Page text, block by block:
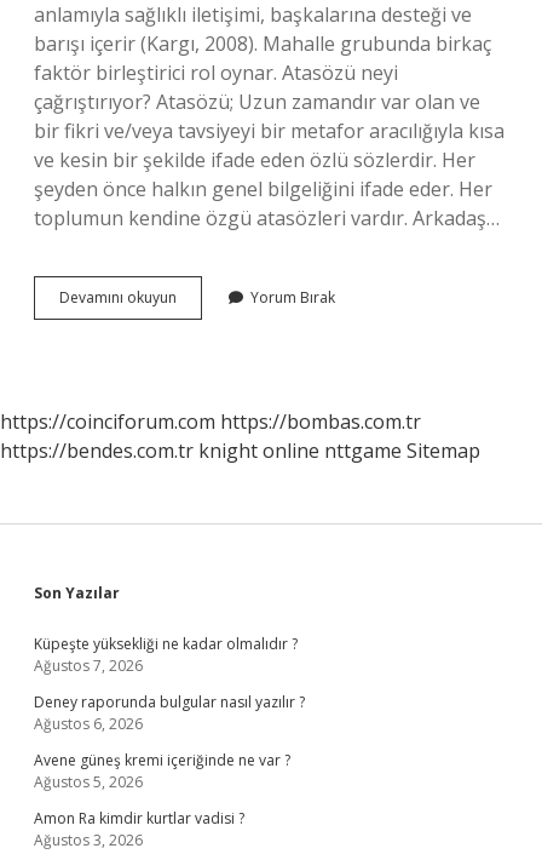
anlamıyla sağlıklı iletişimi, başkalarına desteği ve
barışı içerir (Kargı, 2008). Mahalle grubunda birkaç
faktör birleştirici rol oynar. Atasözü neyi
çağrıştırıyor? Atasözü; Uzun zamandır var olan ve
bir fikri ve/veya tavsiyeyi bir metafor aracılığıyla kısa
ve kesin bir şekilde ifade eden özlü sözlerdir. Her
şeyden önce halkın genel bilgeliğini ifade eder. Her
toplumun kendine özgü atasözleri vardır. Arkadaş…
Devamını okuyun
Bize
Yorum Bırak
https://coinciforum.com https://bombas.com.tr
https://bendes.com.tr knight online nttgame Sitemap
Sidebar
Son Yazılar
Küpeşte yüksekliği ne kadar olmalıdır ?
Ağustos 7, 2026
Deney raporunda bulgular nasıl yazılır ?
Ağustos 6, 2026
Avene güneş kremi içeriğinde ne var ?
Ağustos 5, 2026
Amon Ra kimdir kurtlar vadisi ?
Ağustos 3, 2026